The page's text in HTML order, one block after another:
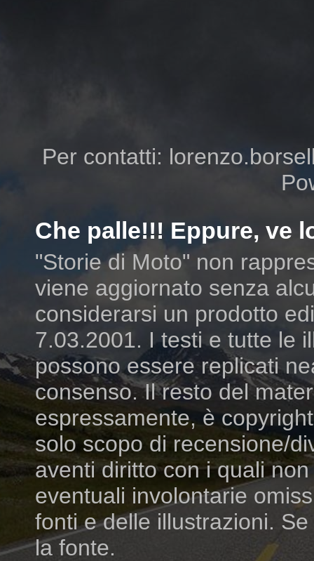
Per contatti:
Che palle!!! Eppure, ve
"Storie di Moto" non
viene aggiornato senza
considerarsi un prodotto
7.03.2001. I testi e tutte le
possono essere replicati
consenso. Il resto del
espressamente, è
solo scopo di recensione/
aventi diritto con i quali
eventuali involontarie
fonti e delle illustrazioni.
la fonte.